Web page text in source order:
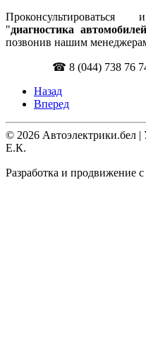
"диагностика
позвонив нашим
☎ 8 (044) 738 76
Назад
Вперед
© 2026 Автоэлектрики.бел
Е.К.
Разработка и продвижение c